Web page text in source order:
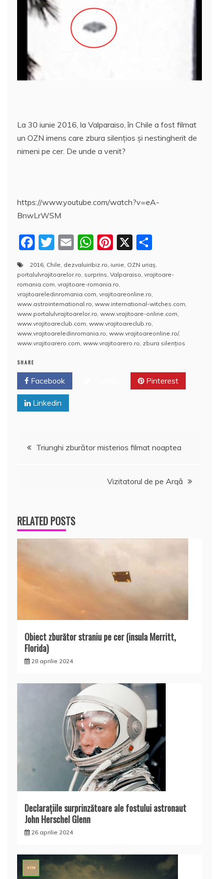
e
b
k
er
s
A
p
p
st
La 30 iunie 2016, la Valparaiso, în Chile a fost filmat
un OZN imens care zbura silenţios şi nestingherit de
nimeni pe cer. De unde a venit?
https://www.youtube.com/watch?v=eA-
BnwLrWSM
F
a
c
e
b
o
o
k
T
w
itt
er
E
m
ai
l
W
h
at
s
A
p
p
Pi
nt
er
e
st
X
rt
e
a
z
2016, Chile, dezvaluiribiz.ro, iunie, OZN uriaş,
portalulvrajitoarelor.ro, surprins, Valparaiso, vrajitoare-
romania.com, vrajitoare-romania.ro,
vrajitoareledinromania.com, vrajitoareonline.ro,
www.astrointernational.ro, www.international-witches.com,
www.portalulvrajitoarelor.ro, www.vrajitoare-online.com,
www.vrajitoareclub.com, www.vrajitoareclub.ro,
www.vrajitoareledinromania.ro, www.vrajitoareonline.ro/,
www.vrajitoarero.com, www.vrajitoarero.ro, zbura silenţios
SHARE
Facebook Pinterest
Linkedin
Navigare
Triunghi zburător misterios filmat noaptea
Vizitatorul de pe Arqâ
RELATED POSTS
Obiect zburător straniu pe cer (insula Merritt,
Florida)
28 aprilie 2024
Declaraţiile surprinzătoare ale fostului astronaut
John Herschel Glenn
26 aprilie 2024